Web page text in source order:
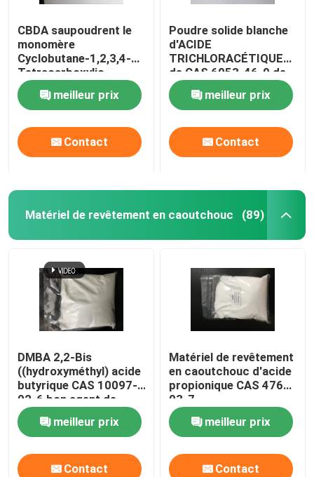
CBDA saupoudrent le
monomère
Cyclobutane-1,2,3,4-
Tetracarboxylic
Dianhydride de
Polyimide de CAS
4415-87-6
meilleur prix
Contact
Poudre solide blanche
d'ACIDE
TRICHLORACÉTIQUE
de CAS 6053-46-9 de
monomère de
Polyimide de la minute
99% de pureté
meilleur prix
Contact
Matériel de revêtement en caoutchouc (89)
DMBA 2,2-Bis
((hydroxyméthyl) acide
butyrique CAS 10097-
02-6 bon agent de
liaison croisée et
hydrophile ou utilisé
pour produire un
système à haute
molécule à base d'eau
meilleur prix
Contact
Matériel de revêtement
en caoutchouc d'acide
propionique CAS 4767-
03-7
(hydroxyméthylique) de
DMPA 2,2-Bis
meilleur prix
Contact